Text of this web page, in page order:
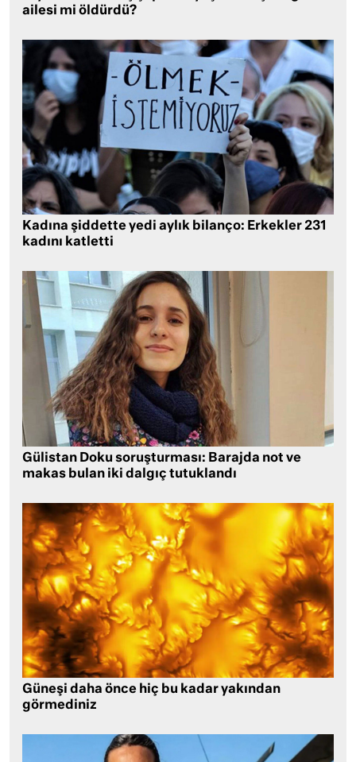
ailesi mi öldürdü?
Kadına şiddette yedi aylık bilanço: Erkekler 231
kadını katletti
Gülistan Doku soruşturması: Barajda not ve
makas bulan iki dalgıç tutuklandı
Güneşi daha önce hiç bu kadar yakından
görmediniz